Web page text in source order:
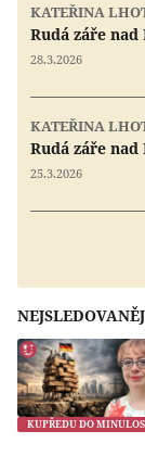
KATEŘINA
Rudá záře
28.3.2026
KATEŘINA
Rudá záře
25.3.2026
KUPŘEDU DO